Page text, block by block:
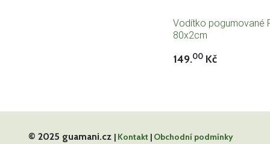
Vodítko pogumované
80x2cm
149.00 Kč
© 2025 guamani.cz | Kontakt | Obchodní podmínky